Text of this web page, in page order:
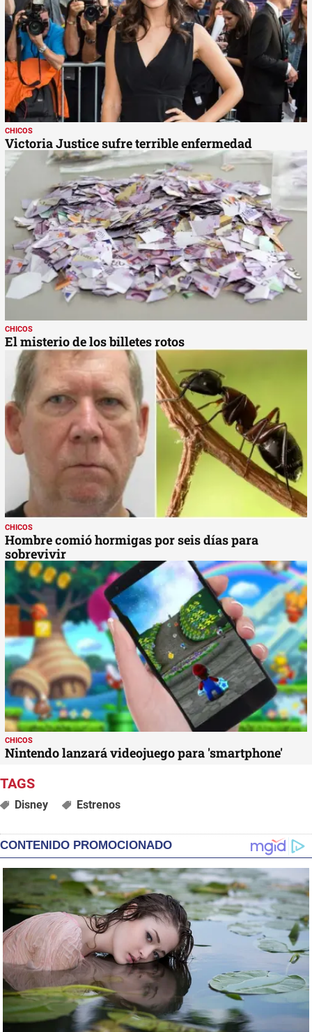
CHICOS
Victoria Justice sufre terrible enfermedad
CHICOS
El misterio de los billetes rotos
CHICOS
Hombre comió hormigas por seis días para
sobrevivir
CHICOS
Nintendo lanzará videojuego para 'smartphone'
Disney Estrenos
CONTENIDO PROMOCIONADO